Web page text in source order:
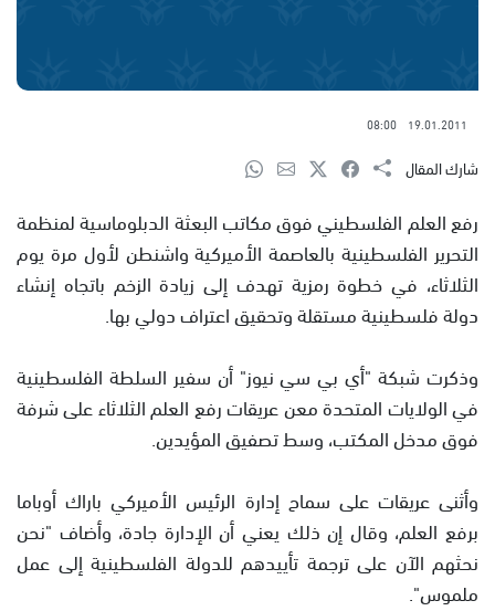
19.01.2011
08:00
شارك المقال
رفع العلم الفلسطيني فوق مكاتب البعثة الدبلوماسية لمنظمة
التحرير الفلسطينية بالعاصمة الأميركية واشنطن لأول مرة يوم
الثلاثاء، في خطوة رمزية تهدف إلى زيادة الزخم باتجاه إنشاء
دولة فلسطينية مستقلة وتحقيق اعتراف دولي بها.
وذكرت شبكة "أي بي سي نيوز" أن سفير السلطة الفلسطينية
في الولايات المتحدة معن عريقات رفع العلم الثلاثاء على شرفة
فوق مدخل المكتب، وسط تصفيق المؤيدين.
وأثنى عريقات على سماح إدارة الرئيس الأميركي باراك أوباما
برفع العلم، وقال إن ذلك يعني أن الإدارة جادة، وأضاف "نحن
نحثهم الآن على ترجمة تأييدهم للدولة الفلسطينية إلى عمل
ملموس".